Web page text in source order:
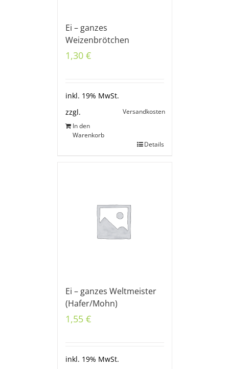
Ei – ganzes
Weizenbrötchen
1,30 €
inkl. 19% MwSt.
zzgl.
Versandkosten
In den
Warenkorb
Details
Ei – ganzes Weltmeister
(Hafer/Mohn)
1,55 €
inkl. 19% MwSt.